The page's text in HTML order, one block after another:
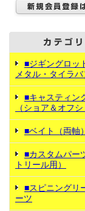
■ジギングロッ
メタル・タイラバ
■キャスティン
（ショア＆オフシ
■ベイト（両軸
■カスタムパー
トリール用）
■スピニングリ
ーツ